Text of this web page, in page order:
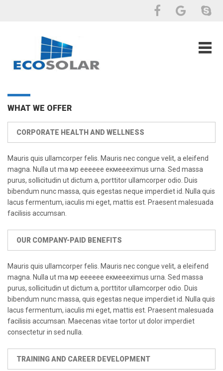
WHAT WE OFFER
CORPORATE HEALTH AND WELLNESS
Mauris quis ullamcorper felis. Mauris nec congue velit, a eleifend
magna. Nulla ut ma мр ееееее екмеееximus urna. Sed massa
purus, sollicitudin ut dictum a, porttitor ullamcorper odio. Duis
bibendum nunc massa, quis egestas neque imperdiet id. Nulla quis
lacus fermentum, iaculis mi eget, mattis est. Praesent malesuada
facilisis accumsan.
OUR COMPANY-PAID BENEFITS
Mauris quis ullamcorper felis. Mauris nec congue velit, a eleifend
magna. Nulla ut ma мр ееееее екмеееximus urna. Sed massa
purus, sollicitudin ut dictum a, porttitor ullamcorper odio. Duis
bibendum nunc massa, quis egestas neque imperdiet id. Nulla quis
lacus fermentum, iaculis mi eget, mattis est. Praesent malesuada
facilisis accumsan. Maecenas vitae tortor ut dolor imperdiet
consectetur in sed nulla.
TRAINING AND CAREER DEVELOPMENT